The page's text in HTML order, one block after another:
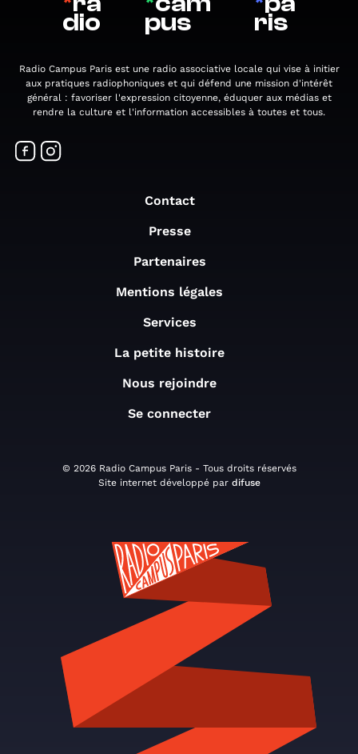
dio pus ris
Radio Campus Paris est une radio associative locale qui vise à initier
aux pratiques radiophoniques et qui défend une mission d'intérêt
général : favoriser l'expression citoyenne, éduquer aux médias et
rendre la culture et l'information accessibles à toutes et tous.
Contact
Presse
Partenaires
Mentions légales
Services
La petite histoire
Nous rejoindre
Se connecter
© 2026 Radio Campus Paris - Tous droits réservés
Site internet développé par difuse